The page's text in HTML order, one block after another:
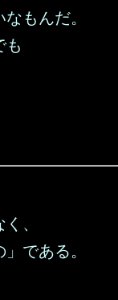
もんだ。
も
、
である。